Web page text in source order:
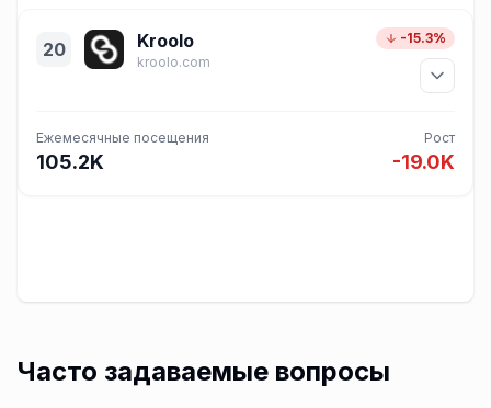
20 Kroolo
kroolo.com
-15.3%
Ежемесячные посещения
105.2K
Рост
-19.0K
Часто задаваемые вопросы